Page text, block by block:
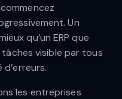
Un
qu’un ERP que
tâches visible par tous
les entreprises